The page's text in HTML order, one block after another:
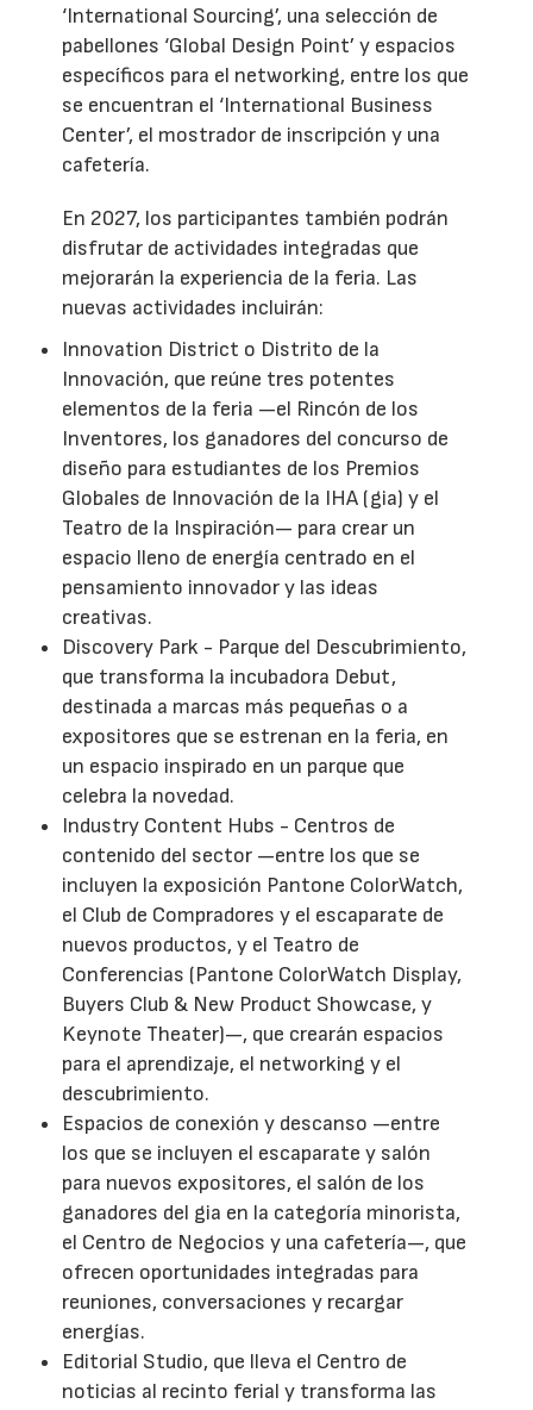
‘International Sourcing’, una selección de
pabellones ‘Global Design Point’ y espacios
específicos para el networking, entre los que
se encuentran el ‘International Business
Center’, el mostrador de inscripción y una
cafetería.
En 2027, los participantes también podrán
disfrutar de actividades integradas que
mejorarán la experiencia de la feria. Las
nuevas actividades incluirán:
Innovation District o Distrito de la
Innovación, que reúne tres potentes
elementos de la feria —el Rincón de los
Inventores, los ganadores del concurso de
diseño para estudiantes de los Premios
Globales de Innovación de la IHA (gia) y el
Teatro de la Inspiración— para crear un
espacio lleno de energía centrado en el
pensamiento innovador y las ideas
creativas.
Discovery Park - Parque del Descubrimiento,
que transforma la incubadora Debut,
destinada a marcas más pequeñas o a
expositores que se estrenan en la feria, en
un espacio inspirado en un parque que
celebra la novedad.
Industry Content Hubs - Centros de
contenido del sector —entre los que se
incluyen la exposición Pantone ColorWatch,
el Club de Compradores y el escaparate de
nuevos productos, y el Teatro de
Conferencias (Pantone ColorWatch Display,
Buyers Club & New Product Showcase, y
Keynote Theater)—, que crearán espacios
para el aprendizaje, el networking y el
descubrimiento.
Espacios de conexión y descanso —entre
los que se incluyen el escaparate y salón
para nuevos expositores, el salón de los
ganadores del gia en la categoría minorista,
el Centro de Negocios y una cafetería—, que
ofrecen oportunidades integradas para
reuniones, conversaciones y recargar
energías.
Editorial Studio, que lleva el Centro de
noticias al recinto ferial y transforma las